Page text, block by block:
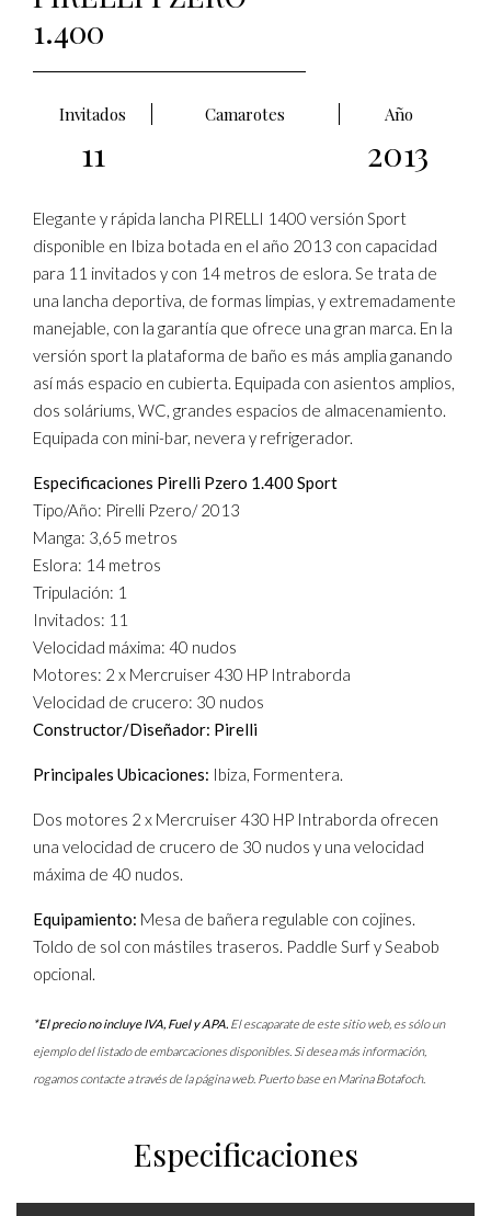
1.400
Invitados Camarotes Año
11 2013
Elegante y rápida lancha PIRELLI 1400 versión Sport
disponible en Ibiza botada en el año 2013 con capacidad
para 11 invitados y con 14 metros de eslora. Se trata de
una lancha deportiva, de formas limpias, y extremadamente
manejable, con la garantía que ofrece una gran marca. En la
versión sport la plataforma de baño es más amplia ganando
así más espacio en cubierta. Equipada con asientos amplios,
dos soláriums, WC, grandes espacios de almacenamiento.
Equipada con mini-bar, nevera y refrigerador.
Especificaciones Pirelli Pzero 1.400 Sport
Tipo/Año: Pirelli Pzero/ 2013
Manga: 3,65 metros
Eslora: 14 metros
Tripulación: 1
Invitados: 11
Velocidad máxima: 40 nudos
Motores: 2 x Mercruiser 430 HP Intraborda
Velocidad de crucero: 30 nudos
Constructor/Diseñador: Pirelli
Principales Ubicaciones: Ibiza, Formentera.
Dos motores 2 x Mercruiser 430 HP Intraborda ofrecen
una velocidad de crucero de 30 nudos y una velocidad
máxima de 40 nudos.
Equipamiento: Mesa de bañera regulable con cojines.
Toldo de sol con mástiles traseros. Paddle Surf y Seabob
opcional.
*El precio no incluye IVA, Fuel y APA. El escaparate de este sitio web, es sólo un
ejemplo del listado de embarcaciones disponibles. Si desea más información,
rogamos contacte a través de la página web. Puerto base en Marina Botafoch.
Especificaciones